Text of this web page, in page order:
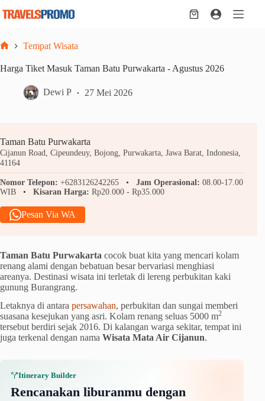
Shopping
Tempat Wisata
Harga Tiket Masuk Taman Batu Purwakarta - Agustus 2026
Dewi P 27 Mei 2026
Taman Batu Purwakarta
Cijanun Road, Cipeundeuy, Bojong, Purwakarta, Jawa Barat, Indonesia,
41164
Nomor Telepon: +6283126242265 Jam Operasional: 08.00-17.00
WIB
Kisaran Harga: Rp20.000 - Rp35.000
Pesan Via WA
Taman Batu Purwakarta cocok buat kita yang mencari kolam
renang alami dengan bebatuan besar bervariasi menghiasi
areanya. Destinasi wisata ini terletak di lereng perbukitan kaki
gunung Burangrang.
Letaknya di antara persawahan, perbukitan dan sungai memberi
suasana kesejukan yang asri. Kolam renang seluas 5000 m2
tersebut berdiri sejak 2016. Di kalangan warga sekitar, tempat ini
juga terkenal dengan nama Wisata Mata Air Cijanun.
Itinerary Builder
Rencanakan liburanmu dengan